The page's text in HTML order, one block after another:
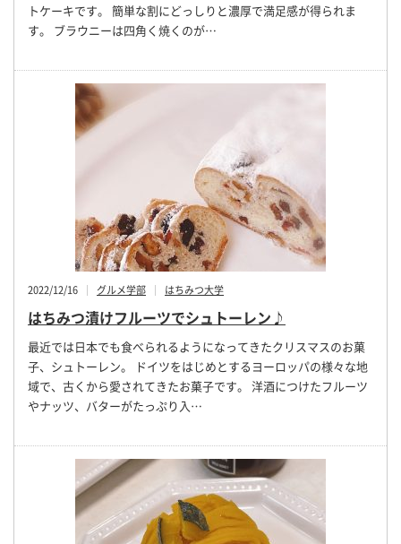
トケーキです。 簡単な割にどっしりと濃厚で満足感が得られま
す。 ブラウニーは四角く焼くのが…
2022/12/16 グルメ学部 はちみつ大学
はちみつ漬けフルーツでシュトーレン♪
最近では日本でも食べられるようになってきたクリスマスのお菓
子、シュトーレン。 ドイツをはじめとするヨーロッパの様々な地
域で、古くから愛されてきたお菓子です。 洋酒につけたフルーツ
やナッツ、バターがたっぷり入…